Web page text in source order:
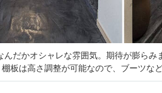
んだかオシャレな雰囲気。期待が膨らみ
板は高さ調整が可能なので、ブーツな